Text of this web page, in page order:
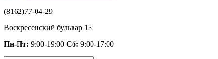
(8162)77-04-29
Воскресенский бульвар 13
Пн-Пт: 9:00-19:00 Сб: 9:00-17:00